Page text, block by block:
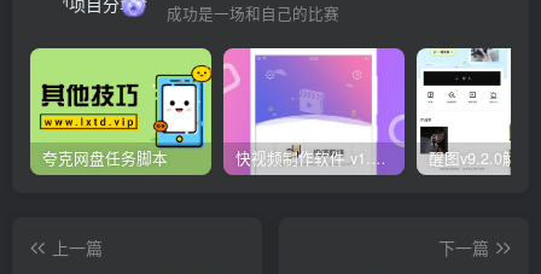
成功是一场和自己的比赛
夸克网盘任务脚本 快视频制作软件 v1.1.1安卓版
上一篇
下一篇